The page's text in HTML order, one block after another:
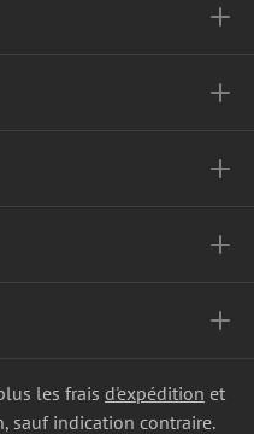
les frais d'expédition et
sauf indication contraire.